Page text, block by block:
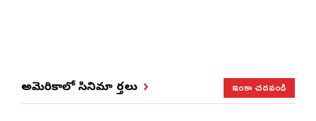
అమెరికాలో సినిమా వార్తలు ఇంకా చదవండి